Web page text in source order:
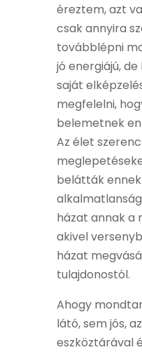
éreztem, azt
csak annyira
továbblépni
jó energiájú,
saját
megfelelni,
belemetnek
Az élet
belátták
házat annak a
akivel
házat
tulajdonostól.
Ahogy
látó, sem jós,
eszköztárával